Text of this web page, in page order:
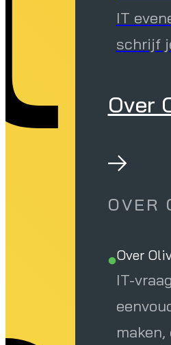
IT
schrijf
Over
OVER
Over
IT-